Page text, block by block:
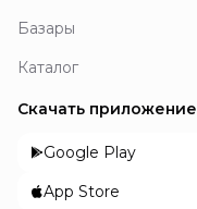
Базары
Каталог
Скачать приложение
Google Play
App Store